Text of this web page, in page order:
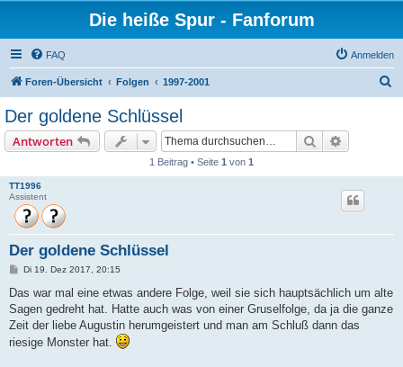
Die heiße Spur - Fanforum
FAQ Anmelden
Foren-Übersicht Folgen 1997-2001
Der goldene Schlüssel
Antworten Suche
1 Beitrag • Seite 1 von 1
TT1996
Assistent
Der goldene Schlüssel
B
i
r
a
Di 19. Dez 2017, 20:15
Das war mal eine etwas andere Folge, weil sie sich hauptsächlich um alte
Sagen gedreht hat. Hatte auch was von einer Gruselfolge, da ja die ganze
Zeit der liebe Augustin herumgeistert und man am Schluß dann das
riesige Monster hat.